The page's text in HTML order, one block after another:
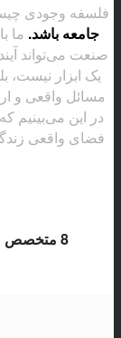
فلسفه وجودی
جامعه باشد. ما
صنعت می‌تواند
یک ابزار نیست،
مسائل واقعی و
در این می‌بینیم
فضای واقعی
8 متخصص